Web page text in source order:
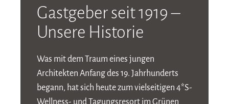
Gastgeber seit 1919 –
Unsere Historie
Was mit dem Traum eines jungen
Architekten Anfang des 19. Jahrhunderts
begann, hat sich heute zum vielseitigen 4*S-
Wellness- und Tagungsresort im Grünen